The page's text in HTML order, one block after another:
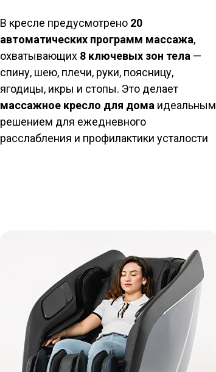
В кресле предусмотрено 20
автоматических программ массажа,
охватывающих 8 ключевых зон тела —
спину, шею, плечи, руки, поясницу,
ягодицы, икры и стопы. Это делает
массажное кресло для дома идеальным
решением для ежедневного
расслабления и профилактики усталости